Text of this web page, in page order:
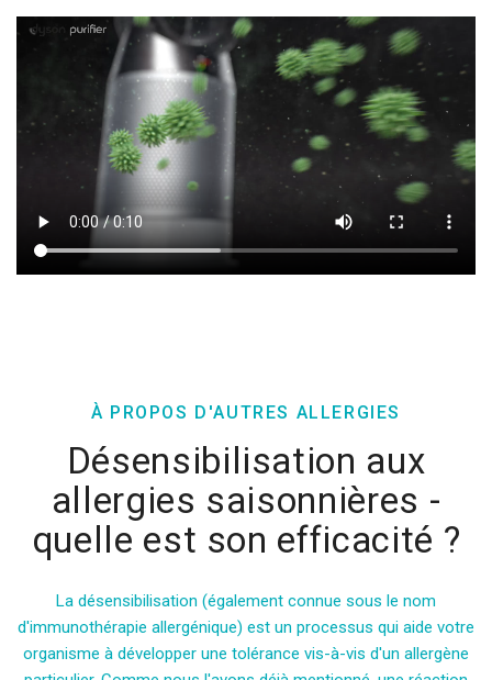
À PROPOS D'AUTRES ALLERGIES
Désensibilisation aux
allergies saisonnières -
quelle est son efficacité ?
La désensibilisation (également connue sous le nom
d'immunothérapie allergénique) est un processus qui aide votre
organisme à développer une tolérance vis-à-vis d'un allergène